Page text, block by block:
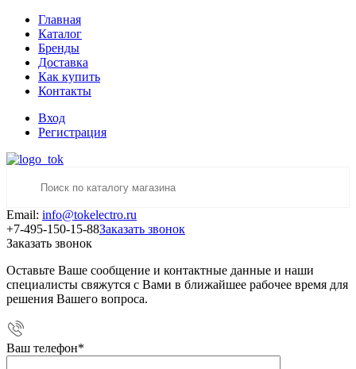
Главная
Каталог
Бренды
Доставка
Как купить
Контакты
Вход
Регистрация
Email: info@tokelectro.ru
+7-495-150-15-88Заказать звонок
Заказать звонок
Оставьте Ваше сообщение и контактные данные и наши
специалисты свяжутся с Вами в ближайшее рабочее время для
решения Вашего вопроса.
Ваш телефон*